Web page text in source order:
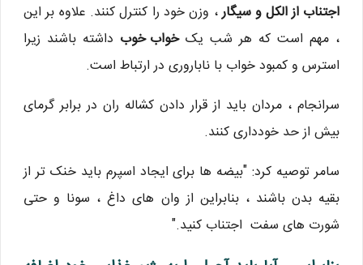
اجتناب از الکل و سیگار، وزن خود را کنترل کنند. علاوه بر این
، مهم است که هر شب یکخواب خوب داشته باشند زیرا
استرس و کمبود خواب با ناباروری در ارتباط است.
سرانجام ، مردان باید از قرار دادن کشاله ران در برابر گرمای
بیش از حد خودداری کنند.
سامر توصیه کرد: "بیضه ها برای ایجاد اسپرم باید خنک تر از
بقیه بدن باشند ، بنابراین از وان های داغ ، سونا و حتی
شورت های سفت اجتناب کنید."